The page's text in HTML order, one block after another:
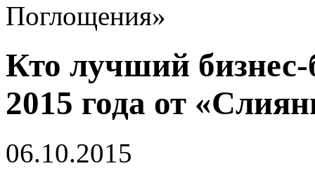
Поглощения»
Кто лучший
2015 года от
06.10.2015